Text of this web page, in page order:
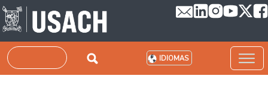
Pasar al contenido principal
Buscar IDIOMAS